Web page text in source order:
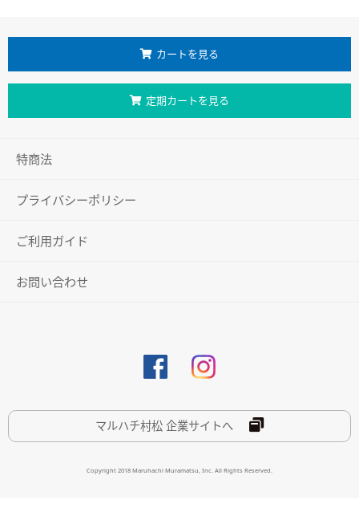
カートを見る
定期カートを見る
特商法
プライバシーポリシー
ご利用ガイド
お問い合わせ
マルハチ村松 企業サイトへ
Copyright 2018 Maruhachi Muramatsu, Inc. All Rights Reserved.